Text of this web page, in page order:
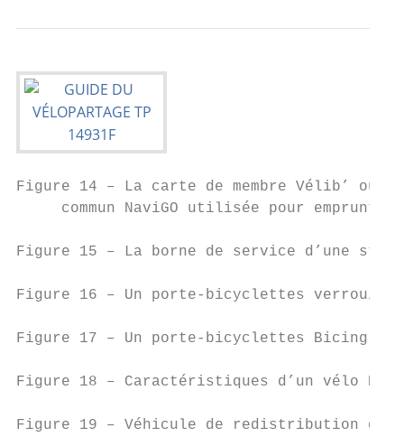
Figure 14 – La carte de membre
commun NaviGO utilisée pour
Figure 15 – La borne de service
Figure 16 – Un porte-bicyclettes
Figure 17 – Un porte-bicyclettes
Figure 18 – Caractéristiques
Figure 19 – Véhicule de